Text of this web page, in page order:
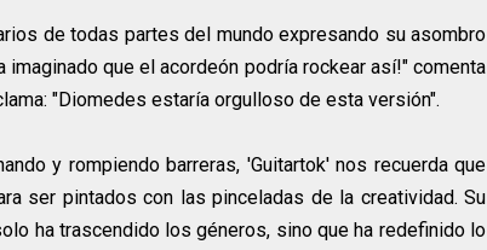
de todas partes del mundo expresando su asombro
imaginado que el acordeón podría rockear así!" comenta
"Diomedes estaría orgulloso de esta versión".
y rompiendo barreras, 'Guitartok' nos recuerda que
ser pintados con las pinceladas de la creatividad. Su
ha trascendido los géneros, sino que ha redefinido lo